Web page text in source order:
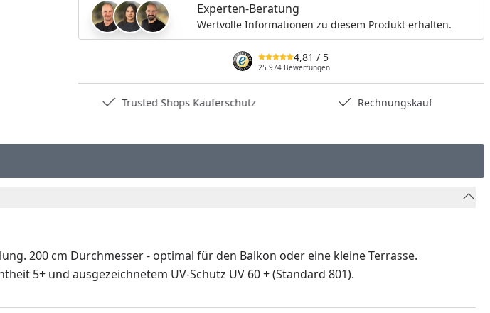
Experten-Beratung
Wertvolle Informationen zu diesem Produkt erhalten.
4,81 / 5
25.974 Bewertungen
Trusted Shops Käuferschutz Rechnungskauf
200 cm Durchmesser - optimal für den Balkon oder eine kleine Terrasse.
5+ und ausgezeichnetem UV-Schutz UV 60 + (Standard 801).